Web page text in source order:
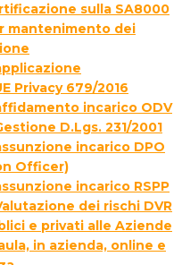
sulla SA8000
mantenimento dei
Privacy 679/2016
incarico ODV
D.Lgs. 231/2001
incarico DPO
Officer)
incarico RSPP
dei rischi DVR
e privati alle Aziende
in azienda, online e